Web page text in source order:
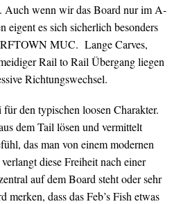
Auch wenn wir das Board nur im A-
eigent es sich sicherlich besonders
MUC. Lange Carves,
Rail to Rail Übergang liegen
Richtungswechsel.
den typischen loosen Charakter.
dem Tail lösen und vermittelt
das man von einem modernen
diese Freiheit nach einer
auf dem Board steht oder sehr
dass das Feb’s Fish etwas